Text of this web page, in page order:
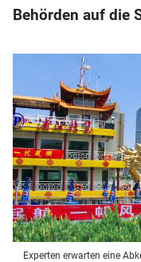
Behörden auf die
Experten erwarten eine